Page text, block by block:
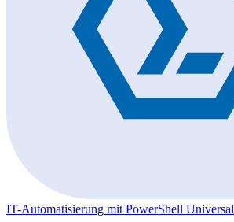
IT-Automatisierung mit PowerShell Universal